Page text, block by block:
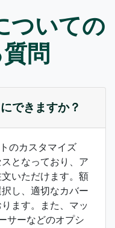
ついての
問
できますか？
のカスタマイズ
となっており、ア
いただけます。額
し、適切なカバー
ます。また、マッ
サーなどのオプシ